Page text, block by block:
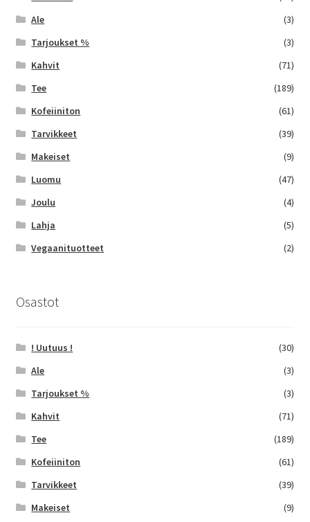
Yrityksille
Ale
(3)
Tarjoukset %
(3)
Kahvit
(71)
Tee
(189)
Kofeiiniton
(61)
Tarvikkeet
(39)
Makeiset
(9)
Luomu
(47)
Joulu
(4)
Lahja
(5)
Vegaanituotteet
(2)
Osastot
! Uutuus !
(30)
Ale
(3)
Tarjoukset %
(3)
Kahvit
(71)
Tee
(189)
Kofeiiniton
(61)
Tarvikkeet
(39)
Makeiset
(9)